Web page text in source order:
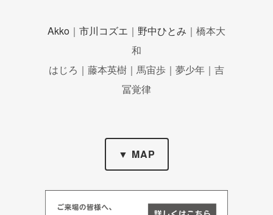
Akko ｜ 市川コズエ ｜ 野中ひとみ ｜橋本大
和
はじろ｜藤本英樹｜馬宙歩｜夢少年｜吉
冨覚律
▼ MAP